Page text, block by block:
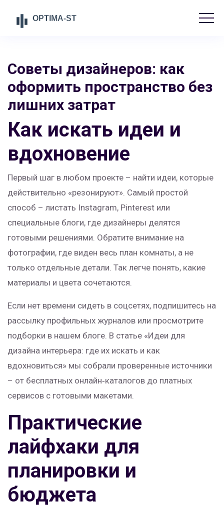
Советы дизайнеров: как
оформить пространство без
лишних затрат
Как искать идеи и
вдохновение
Первый шаг в любом проекте – найти идеи, которые
действительно «резонируют». Самый простой
способ – листать Instagram, Pinterest или
специальные блоги, где дизайнеры делятся
готовыми решениями. Обратите внимание на
фотографии, где виден весь план комнаты, а не
только отдельные детали. Так легче понять, какие
материалы и цвета сочетаются.
Если нет времени сидеть в соцсетях, подпишитесь на
рассылку профильных журналов или просмотрите
подборки в нашем блоге. В статье «Идеи для
дизайна интерьера: где их искать и как
вдохновиться» мы собрали проверенные источники
– от бесплатных онлайн‑каталогов до платных
сервисов с готовыми макетами.
Практические
лайфхаки для
планировки и
бюджета